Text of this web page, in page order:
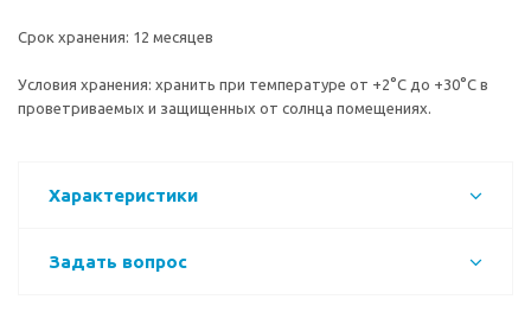
Срок хранения: 12 месяцев
Условия хранения: хранить при температуре от +2°C до +30°C в
проветриваемых и защищенных от солнца помещениях.
Характеристики
Задать вопрос